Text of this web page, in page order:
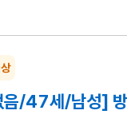
음/47세/남성]